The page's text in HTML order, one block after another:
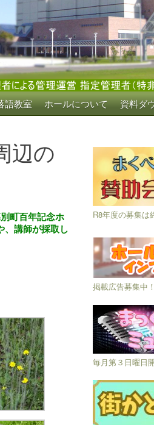
語教室 ホールについて 資料ダ
辺の
町百年記念ホ
、講師が採取し
R8年度の募集は
掲載広告募集中！
毎月第３日曜日開